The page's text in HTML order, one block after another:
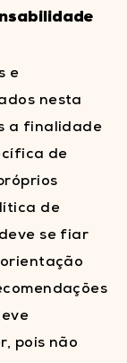
e
nesta
a finalidade
de
de
se fiar
pois não